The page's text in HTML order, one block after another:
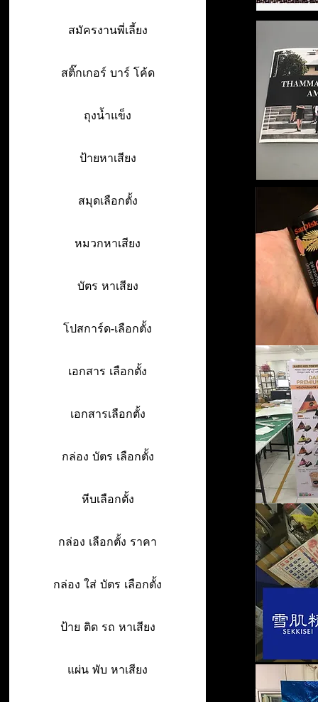
สมัครงานพี่เลี้ยง
สติ๊กเกอร์ บาร์ โค้ด
ถุงน้ำแข็ง
ป้ายหาเสียง
สมุดเลือกตั้ง
หมวกหาเสียง
บัตร หาเสียง
โปสการ์ด-เลือกตั้ง
เอกสาร เลือกตั้ง
เอกสารเลือกตั้ง
กล่อง บัตร เลือกตั้ง
หีบเลือกตั้ง
กล่อง เลือกตั้ง ราคา
กล่อง ใส่ บัตร เลือกตั้ง
ป้าย ติด รถ หาเสียง
แผ่น พับ หาเสียง